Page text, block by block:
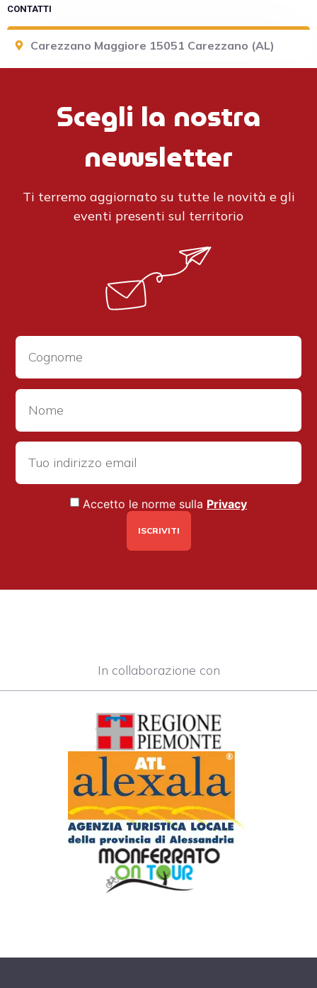
CONTATTI
Carezzano Maggiore 15051 Carezzano (AL)
Scegli la nostra
newsletter
Ti terremo aggiornato su tutte le novità e gli
eventi presenti sul territorio
Accetto le norme sulla Privacy
In collaborazione con